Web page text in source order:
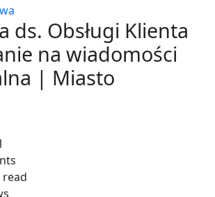
ds. Obsługi Klienta
na wiadomości
| Miasto